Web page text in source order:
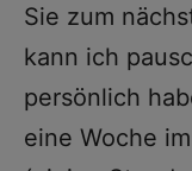
Sie zum
kann ich
persönlich
eine Woche